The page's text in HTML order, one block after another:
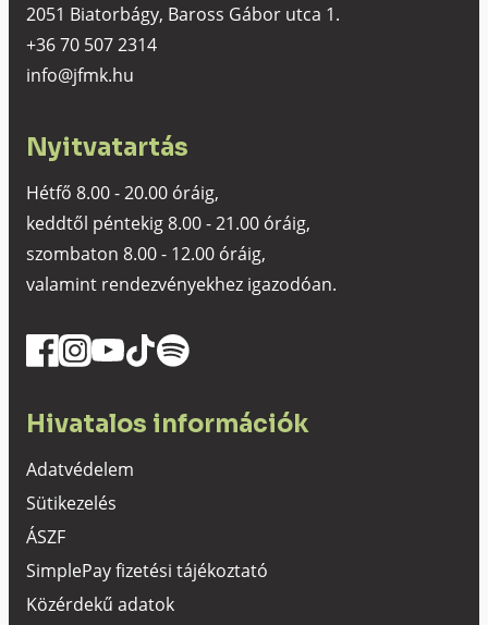
2051 Biatorbágy, Baross Gábor utca 1.
+36 70 507 2314
info@jfmk.hu
Nyitvatartás
Hétfő 8.00 - 20.00 óráig,
keddtől péntekig 8.00 - 21.00 óráig,
szombaton 8.00 - 12.00 óráig,
valamint rendezvényekhez igazodóan.
Hivatalos információk
Adatvédelem
Sütikezelés
ÁSZF
SimplePay fizetési tájékoztató
Közérdekű adatok